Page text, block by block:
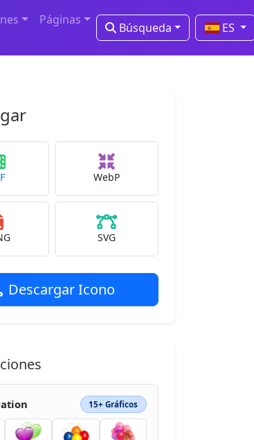
Páginas
Búsqueda ES
WebP
SVG
Descargar Icono
15+ Gráficos